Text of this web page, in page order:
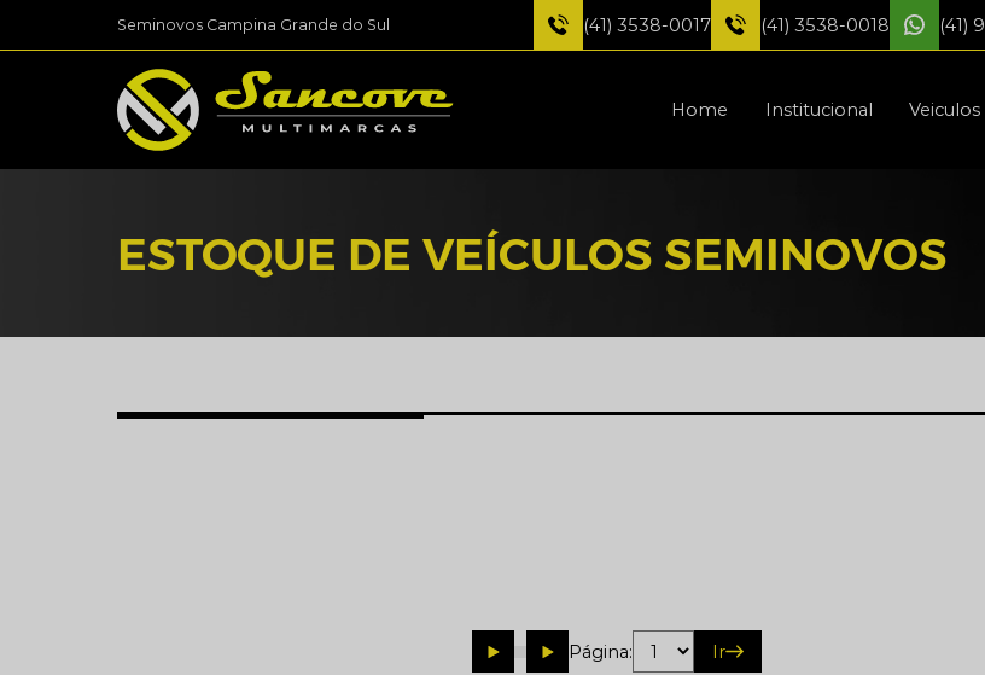
Seminovos Campina Grande do Sul (41) 3538-0017 (41) 3538-0018 (41)
Home Institucional Veiculos
ESTOQUE DE VEÍCULOS SEMINOVOS
Página: Ir